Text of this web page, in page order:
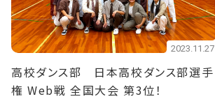
2023.11.27
高校ダンス部 日本高校ダンス部選手
権 Web戦 全国大会 第3位！